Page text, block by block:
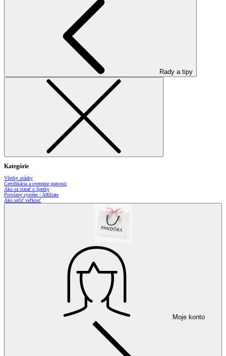
Rady a tipy
Kategórie
Všetky otázky
Certifikácia a overenie pravosti
Ako sa starať o šperky
Provízny systém / Affiliate
Ako určiť veľkosť
Moje konto